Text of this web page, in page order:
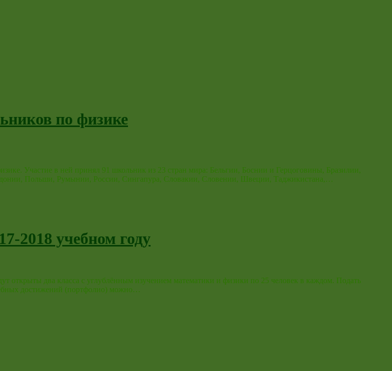
по физике
Участие в ней принял 91 школьник из 23 стран мира: Бельгии, Боснии и Герцоговины, Бразилии,
Польши, Румынии, России, Сингапура, Словакии, Словении, Швеции, Таджикистана,…
2018 учебном году
два класса с углублённым изучением математики и физики по 25 человек в каждом. Подать
достижений (портфолио) можно…